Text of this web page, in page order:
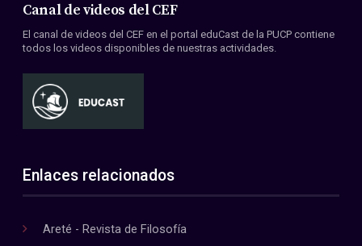
Canal de videos del CEF
El canal de videos del CEF en el portal eduCast de la PUCP contiene
todos los videos disponibles de nuestras actividades.
Enlaces relacionados
Areté - Revista de Filosofía